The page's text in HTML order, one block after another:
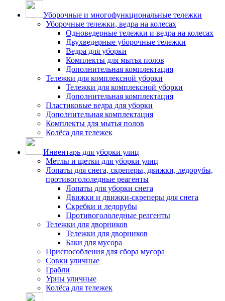
Уборочные и многофункциональные тележки
Уборочные тележки, ведра на колесах
Одноведерные тележки и ведра на колесах
Двухведерные уборочные тележки
Ведра для уборки
Комплекты для мытья полов
Дополнительная комплектация
Тележки для комплексной уборки
Тележки для комплексной уборки
Дополнительная комплектация
Пластиковые ведра для уборки
Дополнительная комплектация
Комплекты для мытья полов
Колёса для тележек
Инвентарь для уборки улиц
Метлы и щетки для уборки улиц
Лопаты для снега, скреперы, движки, ледорубы,
противогололедные реагенты
Лопаты для уборки снега
Движки и движки-скреперы для снега
Скребки и ледорубы
Противогололедные реагенты
Тележки для дворников
Тележки для дворников
Баки для мусора
Приспособления для сбора мусора
Совки уличные
Грабли
Урны уличные
Колёса для тележек